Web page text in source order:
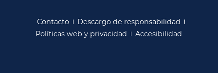
Contacto​​
Descargo de responsabilidad​​
Políticas web y privacidad​​
Accesibilidad​​